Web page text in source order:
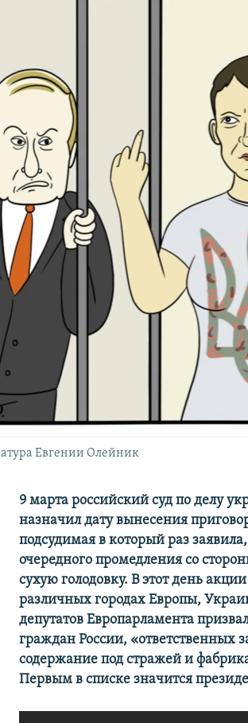
Евгении Олейник
9 марта российский суд по делу
назначил дату вынесения
подсудимая в который раз
очередного промедления со
сухую голодовку. В этот день
различных городах Европы,
депутатов Европарламента
граждан России, «ответственных
содержание под стражей и
Первым в списке значится